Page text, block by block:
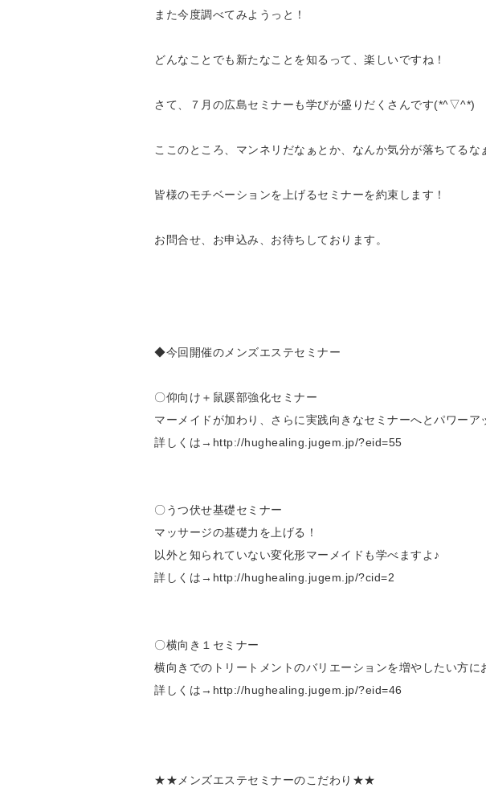
また今度調べてみようっと！
どんなことでも新たなことを知るって、楽しいですね！
さて、７月の広島セミナーも学びが盛りだくさんです(*^▽^*)
ここのところ、マンネリだなぁとか、なんか気分が落ちてる
皆様のモチベーションを上げるセミナーを約束します！
お問合せ、お申込み、お待ちしております。
◆今回開催のメンズエステセミナー
〇仰向け＋鼠蹊部強化セミナー
マーメイドが加わり、さらに実践向きなセミナーへとパワーア
詳しくは→http://hughealing.jugem.jp/?eid=55
〇うつ伏せ基礎セミナー
マッサージの基礎力を上げる！
以外と知られていない変化形マーメイドも学べますよ♪
詳しくは→http://hughealing.jugem.jp/?cid=2
〇横向き１セミナー
横向きでのトリートメントのバリエーションを増やしたい方
詳しくは→http://hughealing.jugem.jp/?eid=46
★★メンズエステセミナーのこだわり★★